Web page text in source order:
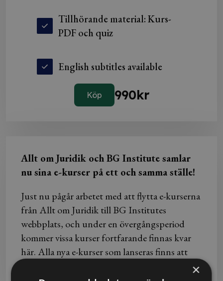
Tillhörande material: Kurs-
PDF och quiz
English subtitles available
Köp 990kr
Allt om Juridik och BG Institute samlar
nu sina e-kurser på ett och samma ställe!
Just nu pågår arbetet med att flytta e-kurserna
från Allt om Juridik till BG Institutes
webbplats, och under en övergångsperiod
kommer vissa kurser fortfarande finnas kvar
här. Alla nya e-kurser som lanseras finns att
×